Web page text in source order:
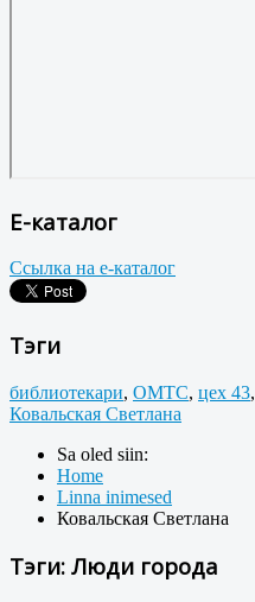
Е-каталог
Ссылка на е-каталог
Тэги
библиотекари, ОМТС, цех 43,
Ковальская Светлана
Sa oled siin:
Home
Linna inimesed
Ковальская Светлана
Тэги: Люди города